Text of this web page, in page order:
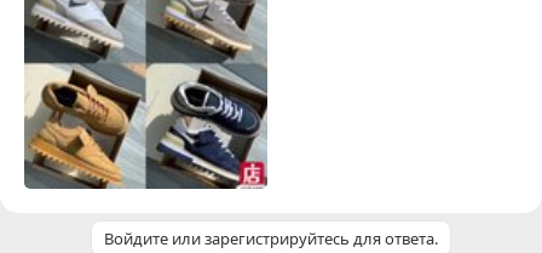
Войдите или зарегистрируйтесь для ответа.